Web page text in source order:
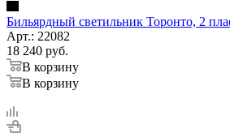
Бильярдный светильник Торонто, 2
Арт.: 22082
18 240 руб.
В корзину
В корзину